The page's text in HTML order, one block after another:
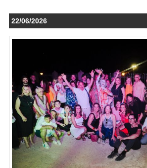
22/06/2026